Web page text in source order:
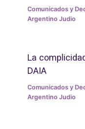
Comunicados y
Argentino Judio
La
DAIA
Comunicados y
Argentino Judio